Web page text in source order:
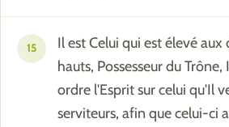
15
Il est Celui qui est élevé aux
hauts, Possesseur du
ordre l'Esprit sur celui qu'Il
serviteurs, afin que celui-ci